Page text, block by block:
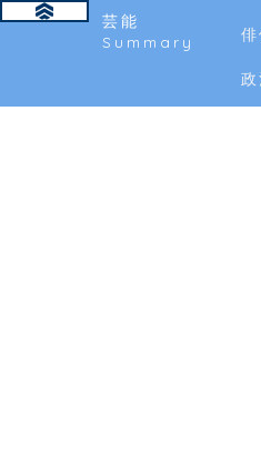
芸能
Summary
俳
政